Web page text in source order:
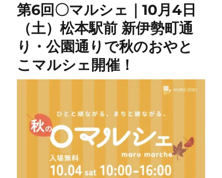
第6回〇マルシェ｜10月4日
（土）松本駅前 新伊勢町通
り・公園通りで秋のおやと
こマルシェ開催！